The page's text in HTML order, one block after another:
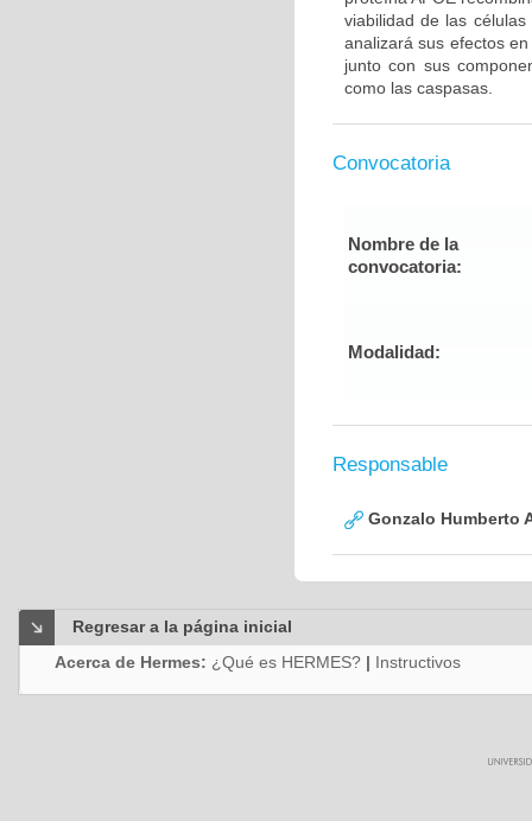
viabilidad de las
analizará sus efectos
junto con sus
como las caspasas.
Convocatoria
Nombre de la
convocatoria:
Modalidad:
Responsable
Gonzalo Humberto
Regresar a la página inicial
Acerca de Hermes: ¿Qué es HERMES? | Instructivos